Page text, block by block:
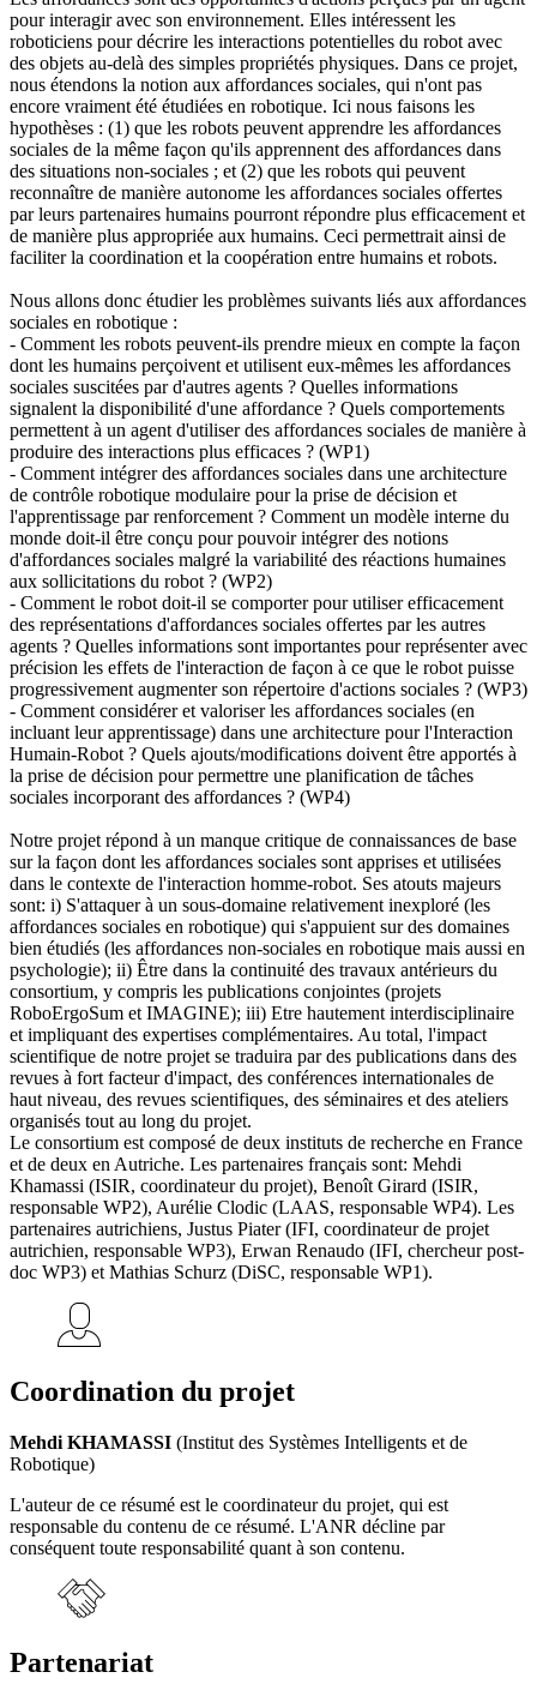
pour interagir avec son environnement. Elles intéressent les
roboticiens pour décrire les interactions potentielles du robot avec
des objets au-delà des simples propriétés physiques. Dans ce projet,
nous étendons la notion aux affordances sociales, qui n'ont pas
encore vraiment été étudiées en robotique. Ici nous faisons les
hypothèses : (1) que les robots peuvent apprendre les affordances
sociales de la même façon qu'ils apprennent des affordances dans
des situations non-sociales ; et (2) que les robots qui peuvent
reconnaître de manière autonome les affordances sociales offertes
par leurs partenaires humains pourront répondre plus efficacement et
de manière plus appropriée aux humains. Ceci permettrait ainsi de
faciliter la coordination et la coopération entre humains et robots.
Nous allons donc étudier les problèmes suivants liés aux affordances
sociales en robotique :
- Comment les robots peuvent-ils prendre mieux en compte la façon
dont les humains perçoivent et utilisent eux-mêmes les affordances
sociales suscitées par d'autres agents ? Quelles informations
signalent la disponibilité d'une affordance ? Quels comportements
permettent à un agent d'utiliser des affordances sociales de manière à
produire des interactions plus efficaces ? (WP1)
- Comment intégrer des affordances sociales dans une architecture
de contrôle robotique modulaire pour la prise de décision et
l'apprentissage par renforcement ? Comment un modèle interne du
monde doit-il être conçu pour pouvoir intégrer des notions
d'affordances sociales malgré la variabilité des réactions humaines
aux sollicitations du robot ? (WP2)
- Comment le robot doit-il se comporter pour utiliser efficacement
des représentations d'affordances sociales offertes par les autres
agents ? Quelles informations sont importantes pour représenter avec
précision les effets de l'interaction de façon à ce que le robot puisse
progressivement augmenter son répertoire d'actions sociales ? (WP3)
- Comment considérer et valoriser les affordances sociales (en
incluant leur apprentissage) dans une architecture pour l'Interaction
Humain-Robot ? Quels ajouts/modifications doivent être apportés à
la prise de décision pour permettre une planification de tâches
sociales incorporant des affordances ? (WP4)
Notre projet répond à un manque critique de connaissances de base
sur la façon dont les affordances sociales sont apprises et utilisées
dans le contexte de l'interaction homme-robot. Ses atouts majeurs
sont: i) S'attaquer à un sous-domaine relativement inexploré (les
affordances sociales en robotique) qui s'appuient sur des domaines
bien étudiés (les affordances non-sociales en robotique mais aussi en
psychologie); ii) Être dans la continuité des travaux antérieurs du
consortium, y compris les publications conjointes (projets
RoboErgoSum et IMAGINE); iii) Etre hautement interdisciplinaire
et impliquant des expertises complémentaires. Au total, l'impact
scientifique de notre projet se traduira par des publications dans des
revues à fort facteur d'impact, des conférences internationales de
haut niveau, des revues scientifiques, des séminaires et des ateliers
organisés tout au long du projet.
Le consortium est composé de deux instituts de recherche en France
et de deux en Autriche. Les partenaires français sont: Mehdi
Khamassi (ISIR, coordinateur du projet), Benoît Girard (ISIR,
responsable WP2), Aurélie Clodic (LAAS, responsable WP4). Les
partenaires autrichiens, Justus Piater (IFI, coordinateur de projet
autrichien, responsable WP3), Erwan Renaudo (IFI, chercheur post-
doc WP3) et Mathias Schurz (DiSC, responsable WP1).
Coordination du projet
Mehdi KHAMASSI (Institut des Systèmes Intelligents et de
Robotique)
L'auteur de ce résumé est le coordinateur du projet, qui est
responsable du contenu de ce résumé. L'ANR décline par
conséquent toute responsabilité quant à son contenu.
Partenariat